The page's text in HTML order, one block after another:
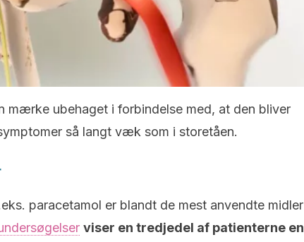
mærke ubehaget i forbindelse med, at den bliver
så langt væk som i storetåen.
paracetamol er blandt de mest anvendte midler
viser en tredjedel af patienterne en